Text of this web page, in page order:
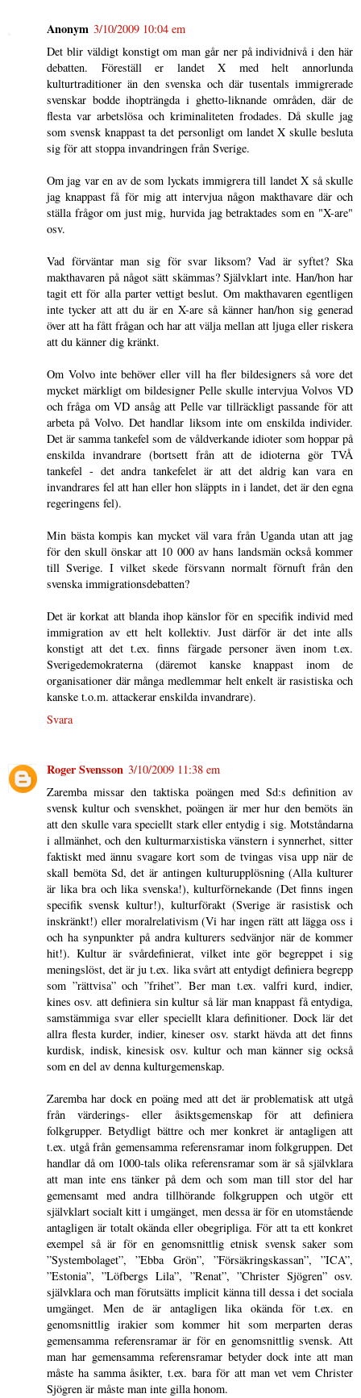
Anonym 3/10/2009 10:04 em
Det blir väldigt konstigt om man går ner på individnivå i den här
debatten. Föreställ er landet X med helt annorlunda
kulturtraditioner än den svenska och där tusentals immigrerade
svenskar bodde ihopträngda i ghetto-liknande områden, där de
flesta var arbetslösa och kriminaliteten frodades. Då skulle jag
som svensk knappast ta det personligt om landet X skulle besluta
sig för att stoppa invandringen från Sverige.
Om jag var en av de som lyckats immigrera till landet X så skulle
jag knappast få för mig att intervjua någon makthavare där och
ställa frågor om just mig, hurvida jag betraktades som en "X-are"
osv.
Vad förväntar man sig för svar liksom? Vad är syftet? Ska
makthavaren på något sätt skämmas? Självklart inte. Han/hon har
tagit ett för alla parter vettigt beslut. Om makthavaren egentligen
inte tycker att att du är en X-are så känner han/hon sig generad
över att ha fått frågan och har att välja mellan att ljuga eller riskera
att du känner dig kränkt.
Om Volvo inte behöver eller vill ha fler bildesigners så vore det
mycket märkligt om bildesigner Pelle skulle intervjua Volvos VD
och fråga om VD ansåg att Pelle var tillräckligt passande för att
arbeta på Volvo. Det handlar liksom inte om enskilda individer.
Det är samma tankefel som de våldverkande idioter som hoppar på
enskilda invandrare (bortsett från att de idioterna gör TVÅ
tankefel - det andra tankefelet är att det aldrig kan vara en
invandrares fel att han eller hon släppts in i landet, det är den egna
regeringens fel).
Min bästa kompis kan mycket väl vara från Uganda utan att jag
för den skull önskar att 10 000 av hans landsmän också kommer
till Sverige. I vilket skede försvann normalt förnuft från den
svenska immigrationsdebatten?
Det är korkat att blanda ihop känslor för en specifik individ med
immigration av ett helt kollektiv. Just därför är det inte alls
konstigt att det t.ex. finns färgade personer även inom t.ex.
Sverigedemokraterna (däremot kanske knappast inom de
organisationer där många medlemmar helt enkelt är rasistiska och
kanske t.o.m. attackerar enskilda invandrare).
Svara
Roger Svensson 3/10/2009 11:38 em
Zaremba missar den taktiska poängen med Sd:s definition av
svensk kultur och svenskhet, poängen är mer hur den bemöts än
att den skulle vara speciellt stark eller entydig i sig. Motståndarna
i allmänhet, och den kulturmarxistiska vänstern i synnerhet, sitter
faktiskt med ännu svagare kort som de tvingas visa upp när de
skall bemöta Sd, det är antingen kulturupplösning (Alla kulturer
är lika bra och lika svenska!), kulturförnekande (Det finns ingen
specifik svensk kultur!), kulturförakt (Sverige är rasistisk och
inskränkt!) eller moralrelativism (Vi har ingen rätt att lägga oss i
och ha synpunkter på andra kulturers sedvänjor när de kommer
hit!). Kultur är svårdefinierat, vilket inte gör begreppet i sig
meningslöst, det är ju t.ex. lika svårt att entydigt definiera begrepp
som ”rättvisa” och ”frihet”. Ber man t.ex. valfri kurd, indier,
kines osv. att definiera sin kultur så lär man knappast få entydiga,
samstämmiga svar eller speciellt klara definitioner. Dock lär det
allra flesta kurder, indier, kineser osv. starkt hävda att det finns
kurdisk, indisk, kinesisk osv. kultur och man känner sig också
som en del av denna kulturgemenskap.
Zaremba har dock en poäng med att det är problematisk att utgå
från värderings- eller åsiktsgemenskap för att definiera
folkgrupper. Betydligt bättre och mer konkret är antagligen att
t.ex. utgå från gemensamma referensramar inom folkgruppen. Det
handlar då om 1000-tals olika referensramar som är så självklara
att man inte ens tänker på dem och som man till stor del har
gemensamt med andra tillhörande folkgruppen och utgör ett
självklart socialt kitt i umgänget, men dessa är för en utomstående
antagligen är totalt okända eller obegripliga. För att ta ett konkret
exempel så är för en genomsnittlig etnisk svensk saker som
”Systembolaget”, ”Ebba Grön”, ”Försäkringskassan”, ”ICA”,
”Estonia”, ”Löfbergs Lila”, ”Renat”, ”Christer Sjögren” osv.
självklara och man förutsätts implicit känna till dessa i det sociala
umgänget. Men de är antagligen lika okända för t.ex. en
genomsnittlig irakier som kommer hit som merparten deras
gemensamma referensramar är för en genomsnittlig svensk. Att
man har gemensamma referensramar betyder dock inte att man
måste ha samma åsikter, t.ex. bara för att man vet vem Christer
Sjögren är måste man inte gilla honom.